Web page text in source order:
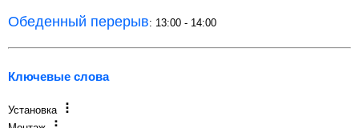
Обеденный перерыв: 13:00 - 14:00
Ключевые слова
Установка